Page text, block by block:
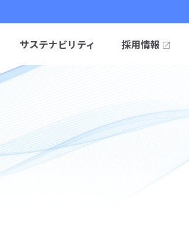
サステナビリティ 採用情報